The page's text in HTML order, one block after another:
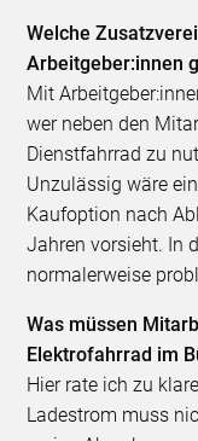
Welche
Arbeitgeber:innen
Mit
wer neben den
Dienstfahrrad zu
Unzulässig wäre
Kaufoption nach
Jahren vorsieht. In
normalerweise
Was müssen
Elektrofahrrad im
Hier rate ich zu
Ladestrom muss